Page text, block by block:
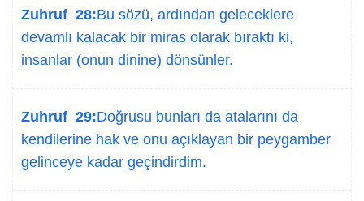
Zuhruf 28:Bu sözü, ardından geleceklere
devamlı kalacak bir miras olarak bıraktı ki,
insanlar (onun dinine) dönsünler.
Zuhruf 29:Doğrusu bunları da atalarını da
kendilerine hak ve onu açıklayan bir peygamber
gelinceye kadar geçindirdim.